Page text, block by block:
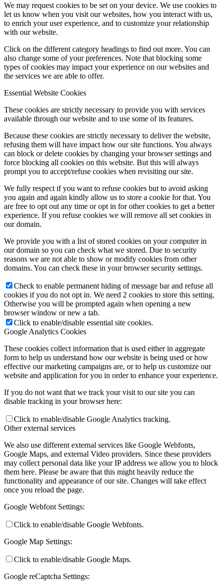
We may request cookies to be set on your device. We use cookies to
let us know when you visit our websites, how you interact with us,
to enrich your user experience, and to customize your relationship
with our website.
Click on the different category headings to find out more. You can
also change some of your preferences. Note that blocking some
types of cookies may impact your experience on our websites and
the services we are able to offer.
Essential Website Cookies
These cookies are strictly necessary to provide you with services
available through our website and to use some of its features.
Because these cookies are strictly necessary to deliver the website,
refusing them will have impact how our site functions. You always
can block or delete cookies by changing your browser settings and
force blocking all cookies on this website. But this will always
prompt you to accept/refuse cookies when revisiting our site.
We fully respect if you want to refuse cookies but to avoid asking
you again and again kindly allow us to store a cookie for that. You
are free to opt out any time or opt in for other cookies to get a better
experience. If you refuse cookies we will remove all set cookies in
our domain.
We provide you with a list of stored cookies on your computer in
our domain so you can check what we stored. Due to security
reasons we are not able to show or modify cookies from other
domains. You can check these in your browser security settings.
Check to enable permanent hiding of message bar and refuse all
cookies if you do not opt in. We need 2 cookies to store this setting.
Otherwise you will be prompted again when opening a new
browser window or new a tab.
Click to enable/disable essential site cookies.
Google Analytics Cookies
These cookies collect information that is used either in aggregate
form to help us understand how our website is being used or how
effective our marketing campaigns are, or to help us customize our
website and application for you in order to enhance your experience.
If you do not want that we track your visit to our site you can
disable tracking in your browser here:
Click to enable/disable Google Analytics tracking.
Other external services
We also use different external services like Google Webfonts,
Google Maps, and external Video providers. Since these providers
may collect personal data like your IP address we allow you to block
them here. Please be aware that this might heavily reduce the
functionality and appearance of our site. Changes will take effect
once you reload the page.
Google Webfont Settings:
Click to enable/disable Google Webfonts.
Google Map Settings:
Click to enable/disable Google Maps.
Google reCaptcha Settings: